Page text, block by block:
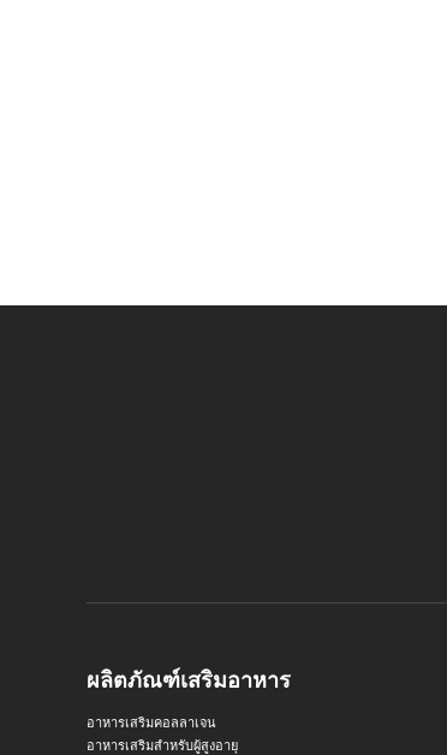
ผลิตภัณฑ์เสริมอาหาร
อาหารเสริมคอลลาเจน
อาหารเสริมสำหรับผู้สูงอายุ